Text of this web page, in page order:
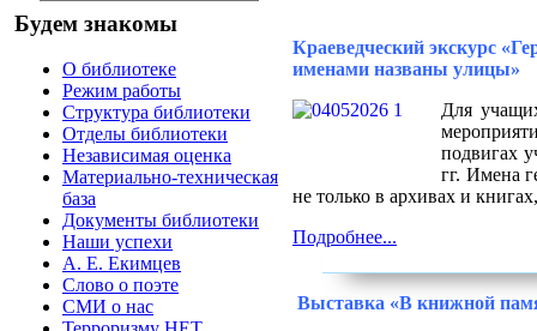
Будем знакомы
О библиотеке
Режим работы
Структура библиотеки
Отделы библиотеки
Независимая оценка
Материально-техническая
база
Документы библиотеки
Наши успехи
А. Е. Екимцев
Слово о поэте
СМИ о нас
Краеведческий экскурс
именами названы улицы»
Для
подвигах
гг. Имена
не только в архивах и
Подробнее...
Выставка «В книжной